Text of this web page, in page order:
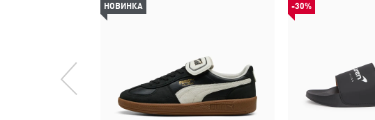
НОВИНКА -30%